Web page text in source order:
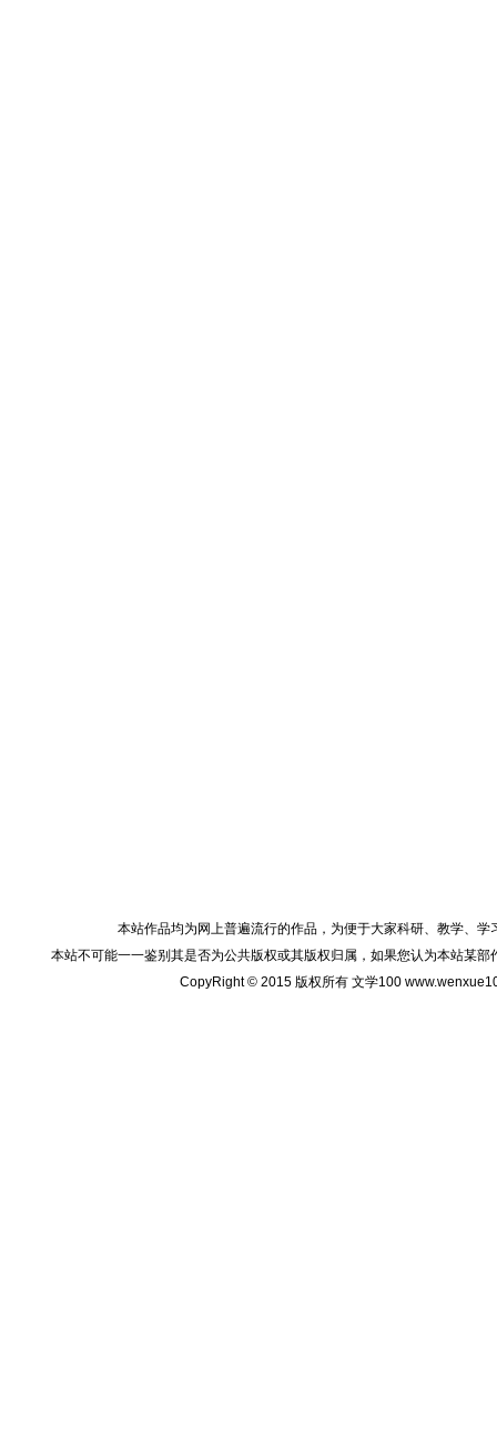
本站作品均为网上普遍流行的作品，为便于大家科研、教学、
本站不可能一一鉴别其是否为公共版权或其版权归属，如果您认为本站某
CopyRight © 2015 版权所有 文学100